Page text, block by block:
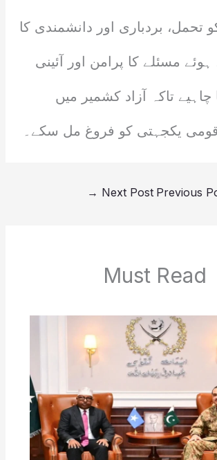
تحمل، بردباری اور دانشمندی کا
مسئلے کا پرامن اور آئینی
تاکہ آزاد کشمیر میں
قومی یکجہتی کو فروغ مل سکے۔
Next Post
→
Must Read